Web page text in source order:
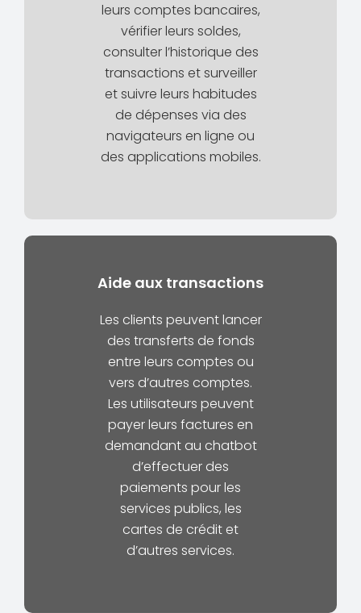
leurs comptes bancaires,
vérifier leurs soldes,
consulter l’historique des
transactions et surveiller
et suivre leurs habitudes
de dépenses via des
navigateurs en ligne ou
des applications mobiles.
Aide aux transactions
Les clients peuvent lancer
des transferts de fonds
entre leurs comptes ou
vers d’autres comptes.
Les utilisateurs peuvent
payer leurs factures en
demandant au chatbot
d’effectuer des
paiements pour les
services publics, les
cartes de crédit et
d’autres services.